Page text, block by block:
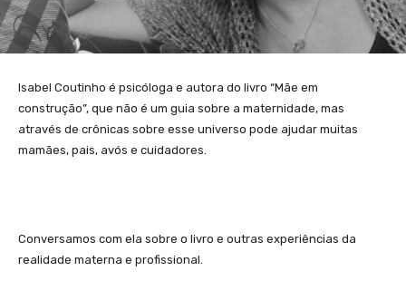
Isabel Coutinho é psicóloga e autora do livro “Mãe em
construção”, que não é um guia sobre a maternidade, mas
através de crônicas sobre esse universo pode ajudar muitas
mamães, pais, avós e cuidadores.
Conversamos com ela sobre o livro e outras experiências da
realidade materna e profissional.